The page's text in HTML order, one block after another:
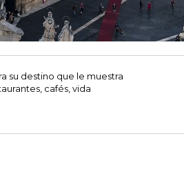
su destino que le muestra
cafés, vida